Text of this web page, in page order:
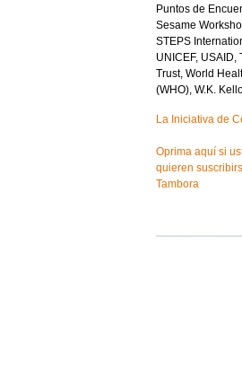
Puntos de
Sesame
STEPS
UNICEF, USAID,
Trust, World
(WHO), W.K.
La Iniciativa de
Oprima aquí si
quieren
Tambora